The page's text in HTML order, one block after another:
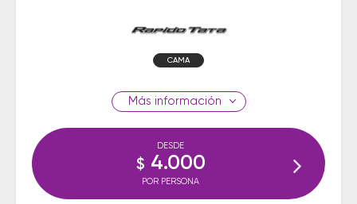
CAMA
información
DESDE
$ 4.000
POR PERSONA